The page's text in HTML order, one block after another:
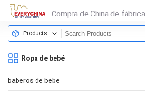
Compra de China de
Products
Ropa de bebé
baberos de bebe